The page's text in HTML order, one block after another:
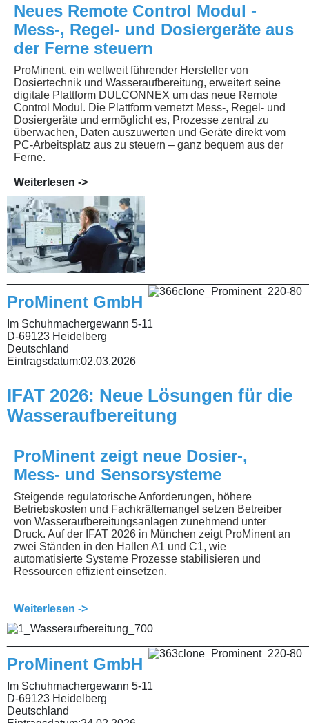
Neues Remote Control Modul -
Mess-, Regel- und Dosiergeräte aus
der Ferne steuern
ProMinent, ein weltweit führender Hersteller von
Dosiertechnik und Wasseraufbereitung, erweitert seine
digitale Plattform DULCONNEX um das neue Remote
Control Modul. Die Plattform vernetzt Mess-, Regel- und
Dosiergeräte und ermöglicht es, Prozesse zentral zu
überwachen, Daten auszuwerten und Geräte direkt vom
PC-Arbeitsplatz aus zu steuern – ganz bequem aus der
Ferne.
Weiterlesen ->
ProMinent GmbH
Im Schuhmachergewann 5-11
D-69123 Heidelberg
Deutschland
Eintragsdatum:02.03.2026
IFAT 2026: Neue Lösungen für die
Wasseraufbereitung
ProMinent zeigt neue Dosier-,
Mess- und Sensorsysteme
Steigende regulatorische Anforderungen, höhere
Betriebskosten und Fachkräftemangel setzen Betreiber
von Wasseraufbereitungsanlagen zunehmend unter
Druck. Auf der IFAT 2026 in München zeigt ProMinent an
zwei Ständen in den Hallen A1 und C1, wie
automatisierte Systeme Prozesse stabilisieren und
Ressourcen effizient einsetzen.
Weiterlesen ->
ProMinent GmbH
Im Schuhmachergewann 5-11
D-69123 Heidelberg
Deutschland